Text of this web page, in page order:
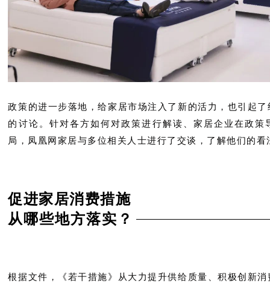
政策的进一步落地，给家居市场注入了新的活力，也引起
的讨论。针对各方如何对政策进行解读、家居企业在政策
局，凤凰网家居与多位相关人士进行了交谈，了解他们的看
促进家居消费措施
从哪些地方落实？
根据文件，《若干措施》从大力提升供给质量、积极创新